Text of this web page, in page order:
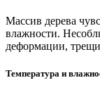
Массив дерева
влажности.
деформации,
Температура и